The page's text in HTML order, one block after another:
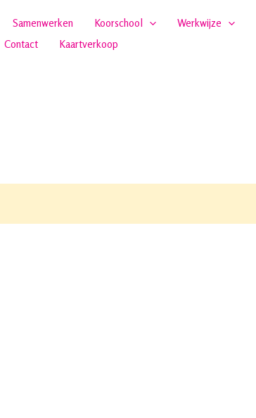
Samenwerken Koorschool Werkwijze
Contact Kaartverkoop